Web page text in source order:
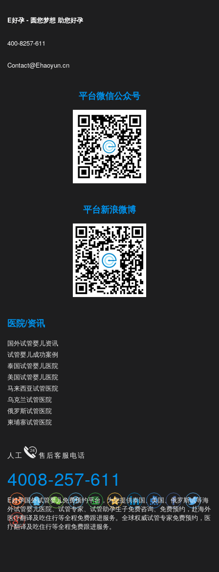
E好孕 - 圆您梦想 助您好孕
400-8257-611
Contact@Ehaoyun.cn
平台微信公众号
平台新浪微博
医院/资讯
国外试管婴儿资讯
试管婴儿成功案例
泰国试管婴儿医院
美国试管婴儿医院
马来西亚试管医院
乌克兰试管医院
俄罗斯试管医院
柬埔寨试管医院
人工 售后客服电话
4008-257-611
E好孕国外试管婴儿免费预约平台，为您提供泰国、美国、俄罗斯试等海
外试管婴儿医院、试管专家、试管助孕生子免费咨询、免费预约，赴海外
医疗翻译及吃住行等全程免费跟进服务。全球权威试管专家免费预约，医
疗翻译及吃住行等全程免费跟进服务。